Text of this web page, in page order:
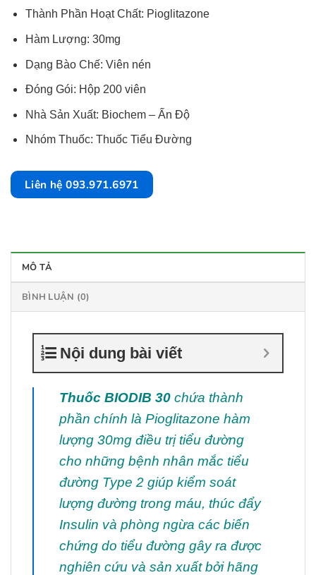
Thành Phần Hoạt Chất: Pioglitazone
Hàm Lượng: 30mg
Dạng Bào Chế: Viên nén
Đóng Gói: Hộp 200 viên
Nhà Sản Xuất: Biochem – Ấn Độ
Nhóm Thuốc: Thuốc Tiểu Đường
Liên hệ 093.971.6971
MÔ TẢ
BÌNH LUẬN (0)
Nội dung bài viết
Thuốc BIODIB 30 chứa thành
phần chính là Pioglitazone hàm
lượng 30mg điều trị tiểu đường
cho những bệnh nhân mắc tiểu
đường Type 2 giúp kiểm soát
lượng đường trong máu, thúc đẩy
Insulin và phòng ngừa các biến
chứng do tiểu đường gây ra được
nghiên cứu và sản xuất bởi hãng